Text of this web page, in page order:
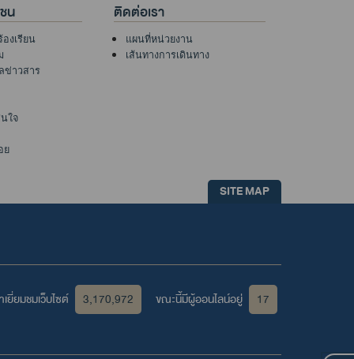
น
องเรียน
ข่าวสาร
ใจ
ย
ติดต่อเรา
แผนที่หน่วยงาน
เส้นทางการเดินทาง
SITE MAP
เยี่ยมชมเว็บไซต์ 3,170,972 ขณะนี้มีผู้ออนไลน์อยู่
17